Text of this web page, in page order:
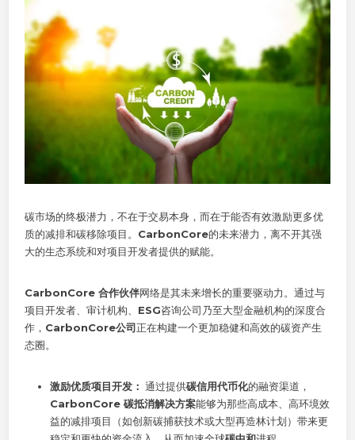
碳市场的终极潜力，不在于交易本身，而在于能否有效激励更多优
质的减排和碳移除项目。 CarbonCore的未来潜力，离不开其强
大的生态系统和对项目开发者提供的赋能。
CarbonCore 合作伙伴网络是其未来增长的重要驱动力。通过与
项目开发者、审计机构、 ESG咨询公司乃至大型金融机构的深度合
作， CarbonCore公司正在构建一个更加稳健和高效的碳资产生
态圈。
激励优质项目开发： 通过提供碳信用代币化的融资渠道，
CarbonCore 碳抵消解决方案能够为那些高成本、高环境效
益的减排项目（如创新碳捕获技术或大型再造林计划）带来更